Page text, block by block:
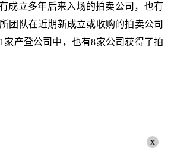
成立多年后来入场的拍卖公司，也有
团队在近期新成立或收购的拍卖公司
家产登公司中，也有8家公司获得了拍
x